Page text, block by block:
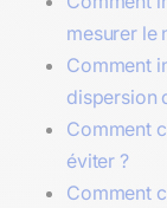
mesurer le
Comment
dispersion
Comment
éviter ?
Comment